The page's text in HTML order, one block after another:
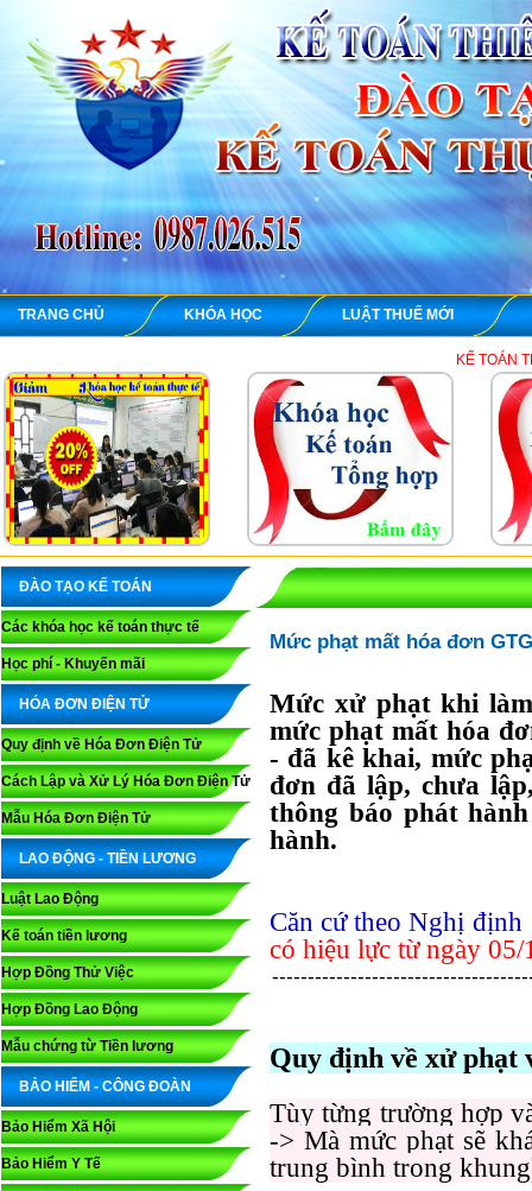
TRANG CHỦ KHÓA HỌC LUẬT THUẾ MỚI
KẾ TOÁN THIÊN ƯNG
ĐÀO TẠO KẾ TOÁN
Các khóa học kế toán thực tế
Học phí - Khuyến mãi
HÓA ĐƠN ĐIỆN TỬ
Quy định về Hóa Đơn Điện Tử
Cách Lập và Xử Lý Hóa Đơn Điện Tử
Mẫu Hóa Đơn Điện Tử
LAO ĐỘNG - TIỀN LƯƠNG
Luật Lao Động
Kế toán tiền lương
Hợp Đồng Thử Việc
Hợp Đồng Lao Động
Mẫu chứng từ Tiền lương
BẢO HIỂM - CÔNG ĐOÀN
Bảo Hiểm Xã Hội
Bảo Hiểm Y Tế
Mức phạt mất hóa đơn
Mức xử phạt khi
mức phạt mất hóa
- đã kê khai, mức
đơn đã lập, chưa
thông báo phát
hành.
Căn cứ theo Nghị
có hiệu lực từ ngày 05/
Quy định về xử phạt
Tùy từng trường hợp
-> Mà mức phạt sẽ
trung bình trong